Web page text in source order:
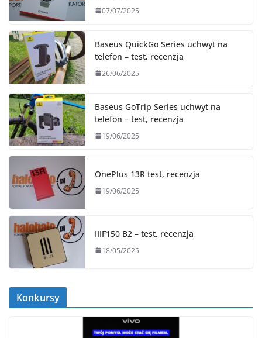
07/07/2025
Baseus QuickGo Series uchwyt na
telefon – test, recenzja
26/06/2025
Baseus GoTrip Series uchwyt na
telefon – test, recenzja
19/06/2025
OnePlus 13R test, recenzja
19/06/2025
IIIF150 B2 – test, recenzja
18/05/2025
Konkursy